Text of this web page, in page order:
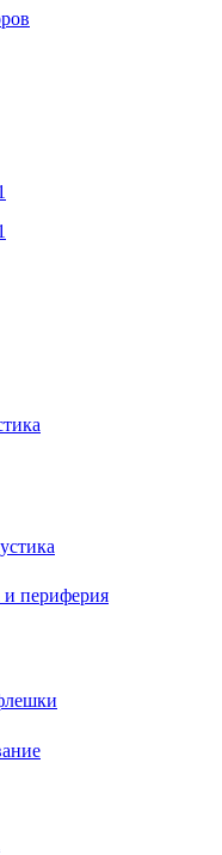
и периферия